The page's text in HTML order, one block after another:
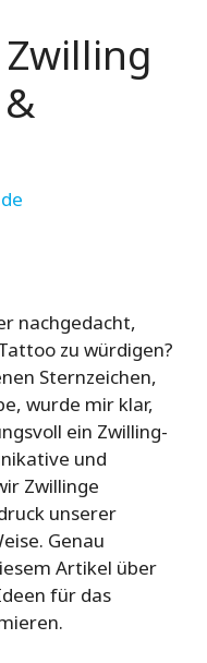
nachgedacht,
zu würdigen?
Sternzeichen,
wurde mir klar,
ein Zwilling-
und
Zwillinge
unserer
Genau
Artikel über
für das